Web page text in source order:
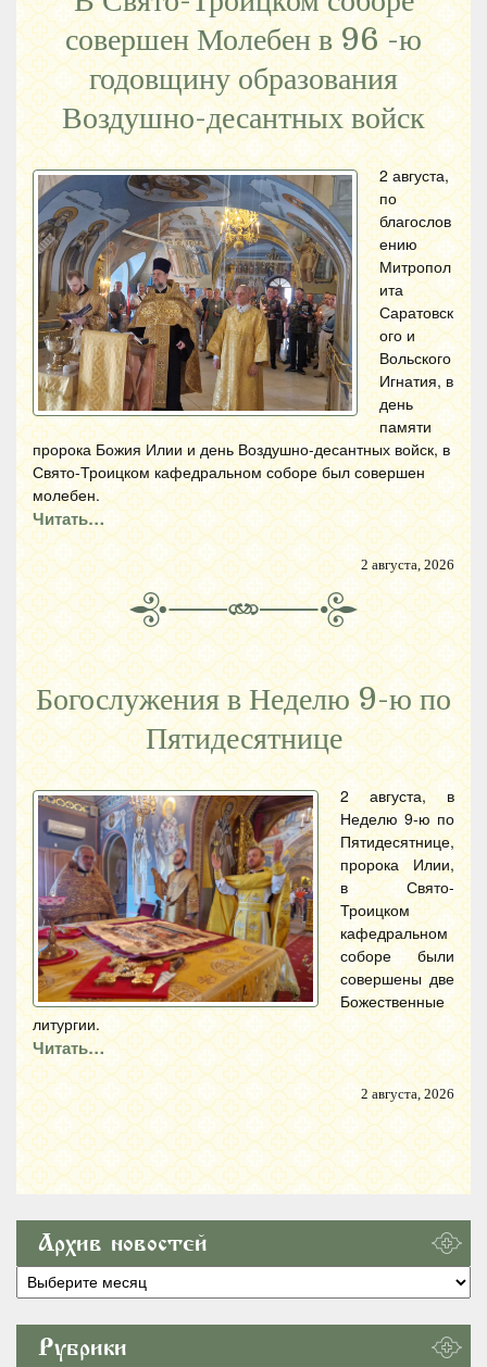
совершен Молебен в 96 -ю
годовщину образования
Воздушно-десантных войск
2 августа,
по
благослов
ению
Митропол
ита
Саратовск
ого и
Вольского
Игнатия, в
день
памяти
пророка Божия Илии и день Воздушно-десантных войск, в
Свято-Троицком кафедральном соборе был совершен
молебен.
Читать…
2 августа, 2026
Богослужения в Неделю 9-ю по
Пятидесятнице
2 августа, в
Неделю 9-ю по
Пятидесятнице,
пророка Илии,
в Свято-
Троицком
кафедральном
соборе были
совершены две
Божественные
литургии.
Читать…
2 августа, 2026
Архив новостей
Архив
новостей
Рубрики